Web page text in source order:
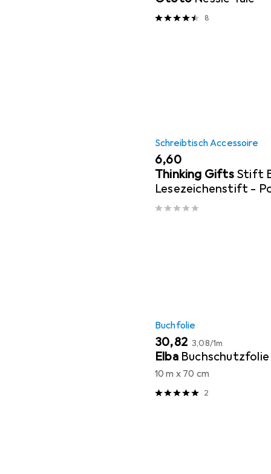
8
Schreibtisch Accessoire
EUR
6,60
Thinking Gifts Stift
Lesezeichenstift -
Buchfolie
EUR
30,82 EUR
3,08/1m
Elba Buchschutzfolie
10 m x 70 cm
2